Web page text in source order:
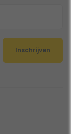
Inschrijven